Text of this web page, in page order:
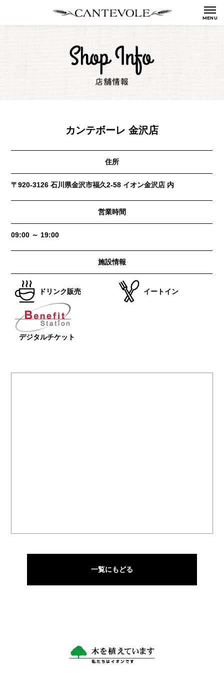
カンテボーレ 金沢店
住所
〒920-3126 石川県金沢市福久2-58 イオン金沢店 内
営業時間
09:00 ～ 19:00
施設情報
ドリンク販売 イートイン
デジタルチケット
一覧にもどる